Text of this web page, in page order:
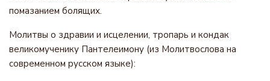
помазанием болящих.
Молитвы о здравии и исцелении, тропарь и кондак
великомученику Пантелеимону (из Молитвослова на
современном русском языке):